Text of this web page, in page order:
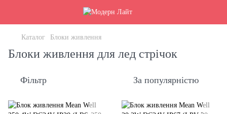
Каталог Блоки живлення
Блоки живлення для лед стрічок
Фільтр За популярністю